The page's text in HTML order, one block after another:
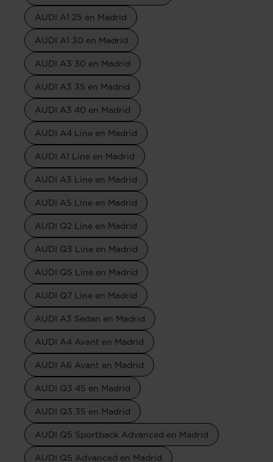
AUDI A1 25 en Madrid
AUDI A1 30 en Madrid
AUDI A3 30 en Madrid
AUDI A3 35 en Madrid
AUDI A3 40 en Madrid
AUDI A4 Line en Madrid
AUDI A1 Line en Madrid
AUDI A3 Line en Madrid
AUDI A5 Line en Madrid
AUDI Q2 Line en Madrid
AUDI Q3 Line en Madrid
AUDI Q5 Line en Madrid
AUDI Q7 Line en Madrid
AUDI A3 Sedan en Madrid
AUDI A4 Avant en Madrid
AUDI A6 Avant en Madrid
AUDI Q3 45 en Madrid
AUDI Q3 35 en Madrid
AUDI Q5 Sportback Advanced en Madrid
AUDI Q5 Advanced en Madrid